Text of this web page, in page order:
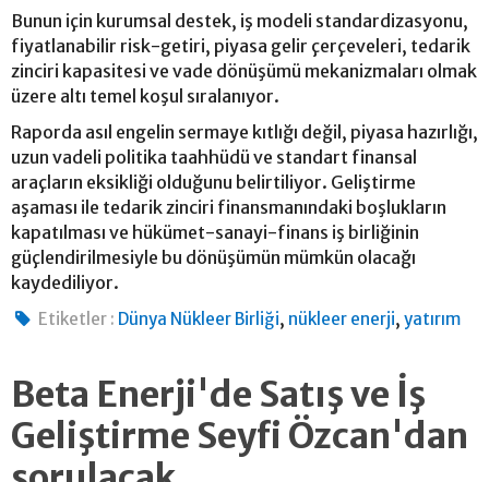
Bunun için kurumsal destek, iş modeli standardizasyonu,
fiyatlanabilir risk-getiri, piyasa gelir çerçeveleri, tedarik
zinciri kapasitesi ve vade dönüşümü mekanizmaları olmak
üzere altı temel koşul sıralanıyor.
Raporda asıl engelin sermaye kıtlığı değil, piyasa hazırlığı,
uzun vadeli politika taahhüdü ve standart finansal
araçların eksikliği olduğunu belirtiliyor. Geliştirme
aşaması ile tedarik zinciri finansmanındaki boşlukların
kapatılması ve hükümet-sanayi-finans iş birliğinin
güçlendirilmesiyle bu dönüşümün mümkün olacağı
kaydediliyor.
Etiketler : Dünya Nükleer Birliği, nükleer enerji,yatırım
Beta Enerji'de Satış ve İş
Geliştirme Seyfi Özcan'dan